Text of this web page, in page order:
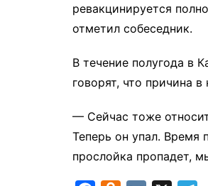
ревакцинируется
отметил собеседник.
В течение полугода в
говорят, что причина
— Сейчас тоже
Теперь он упал. Время
прослойка пропадет,